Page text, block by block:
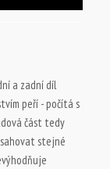
a zadní díl
peří - počítá s
část tedy
stejné